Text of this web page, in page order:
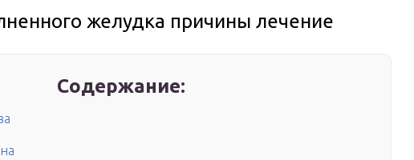
желудка причины лечение
Содержание: